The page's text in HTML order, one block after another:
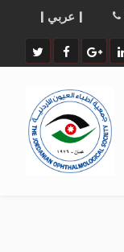
| عربي |